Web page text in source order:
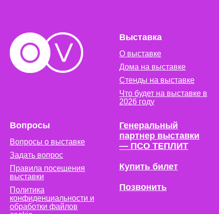
Выставка
О выставке
Дома на выставке
Стенды на выставке
Что будет на выставке в
2026 году
Вопросы
Вопросы о выставке
Задать вопрос
Правила посещения
выставки
Политика
конфиденциальности и
обработки файлов
Генеральный
партнер выставки
— ПСО ТЕПЛИТ
Купить билет
Позвонить